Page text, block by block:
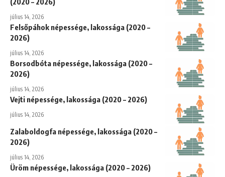
július 14, 2026
Felsőpáhok népessége, lakossága (2020 –
2026)
július 14, 2026
Borsodbóta népessége, lakossága (2020 –
2026)
július 14, 2026
Vejti népessége, lakossága (2020 – 2026)
július 14, 2026
Zalaboldogfa népessége, lakossága (2020 –
2026)
július 14, 2026
Üröm népessége, lakossága (2020 – 2026)